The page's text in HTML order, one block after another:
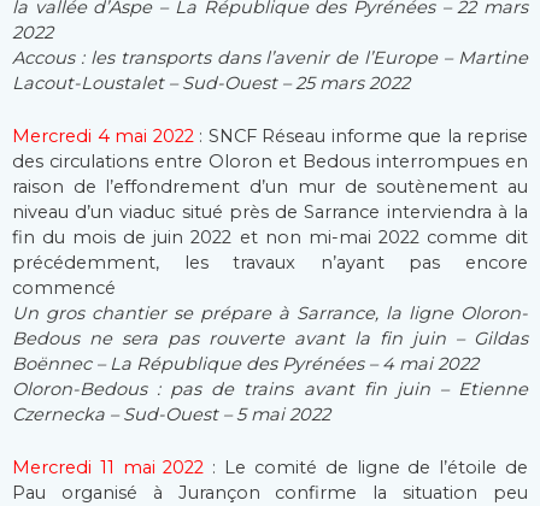
la vallée d’Aspe – La République des Pyrénées – 22 mars
2022
Accous : les transports dans l’avenir de l’Europe – Martine
Lacout-Loustalet – Sud-Ouest – 25 mars 2022
Mercredi 4 mai 2022: SNCF Réseau informe que la reprise
des circulations entre Oloron et Bedous interrompues en
raison de l’effondrement d’un mur de soutènement au
niveau d’un viaduc situé près de Sarrance interviendra à la
fin du mois de juin 2022 et non mi-mai 2022 comme dit
précédemment, les travaux n’ayant pas encore
commencé
Un gros chantier se prépare à Sarrance, la ligne Oloron-
Bedous ne sera pas rouverte avant la fin juin – Gildas
Boënnec – La République des Pyrénées – 4 mai 2022
Oloron-Bedous : pas de trains avant fin juin – Etienne
Czernecka – Sud-Ouest – 5 mai 2022
Mercredi 11 mai 2022 : Le comité de ligne de l’étoile de
Pau organisé à Jurançon confirme la situation peu